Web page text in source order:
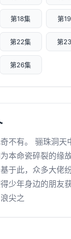
第18集 第
第22集 第
第26集
不有。 骊珠洞天
本命瓷碎裂的缘
于此，众多大佬
少年身边的朋友
尖之